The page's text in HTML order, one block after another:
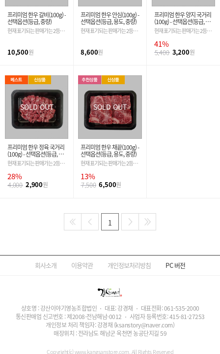
프리미엄 한우 갈비(100g) -
선택옵션(등급, 중량)
현재 표기되는 판매가는 2등급
10,500원
프리미엄 한우 안심(100g) -
선택옵션(등급, 용도, 중량)
현재 표기되는 판매가는 2등급
8,600원
프리미엄 한우 양지 국거리
(100g) - 선택옵션(등급, 용
도, 중량)
현재 표기되는 판매가는 2등급
금액은 자동 변경 됩니다.
41%
5,400 3,200원
SOLD OUT
프리미엄 한우 정육 국거리
(100g) - 선택옵션(등급, 용
도, 중량)
현재 표기되는 판매가는 2등급
금액은 자동 변경 됩니다.
28%
4,000 2,900원
SOLD OUT
프리미엄 한우 채끝(100g) -
선택옵션(등급, 용도, 중량)
현재 표기되는 판매가는 2등급
금액은 자동 변경 됩니다.
13%
7,500 6,500원
1
회사소개 이용약관 개인정보처리방침 PC버전
상호명 : 강산이야기영농조합법인 대표: 강경채 대표전화:061-535-2000
통신판매업 신고번호 : 제2008-전남해남-0012
사업자 등록번호:415-81-27253
개인정보 처리 책임자: 강경채 (ksanstory@naver.com)
매장위치 : 전라남도 해남군 옥천면 농공단지길 59
Copyright(c) www.kangsanstore.com. All Rights Reserved